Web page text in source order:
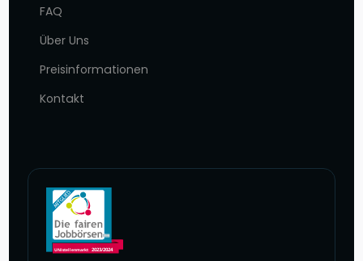
FAQ
Über Uns
Preisinformationen
Kontakt